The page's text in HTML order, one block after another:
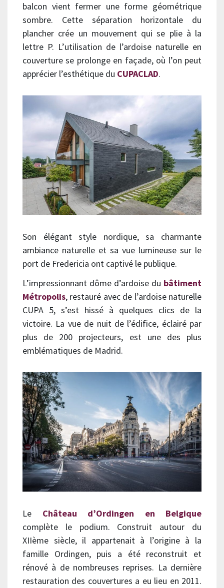
balcon vient fermer une forme géométrique
sombre. Cette séparation horizontale du
plancher crée un mouvement qui se plie à la
lettre P. L’utilisation de l’ardoise naturelle en
couverture se prolonge en façade, où l’on peut
apprécier l’esthétique du CUPACLAD.
Son élégant style nordique, sa charmante
ambiance naturelle et sa vue lumineuse sur le
port de Fredericia ont captivé le publique.
L’impressionnant dôme d’ardoise du bâtiment
Métropolis, restauré avec de l’ardoise naturelle
CUPA 5, s’est hissé à quelques clics de la
victoire. La vue de nuit de l’édifice, éclairé par
plus de 200 projecteurs, est une des plus
emblématiques de Madrid.
Le Château d’Ordingen en Belgique
complète le podium. Construit autour du
XIIème siècle, il appartenait à l’origine à la
famille Ordingen, puis a été reconstruit et
rénové à de nombreuses reprises. La dernière
restauration des couvertures a eu lieu en 2011.